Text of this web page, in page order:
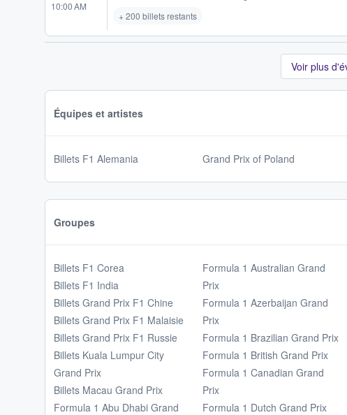
10:00 AM
+ 200 billets restants
Voir plus
Équipes et artistes
Billets F1 Alemania Grand Prix of Poland
Groupes
Billets F1 Corea
Billets F1 India
Billets Grand Prix F1 Chine
Billets Grand Prix F1 Malaisie
Billets Grand Prix F1 Russie
Billets Kuala Lumpur City
Grand Prix
Billets Macau Grand Prix
Formula 1 Abu Dhabi Grand
Formula 1 Australian Grand
Prix
Formula 1 Azerbaijan Grand
Prix
Formula 1 Brazilian Grand Prix
Formula 1 British Grand Prix
Formula 1 Canadian Grand
Prix
Formula 1 Dutch Grand Prix